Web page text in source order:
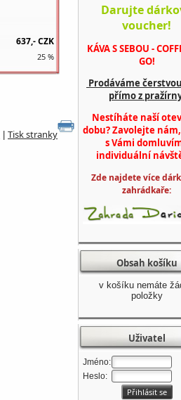
637,-CZK
25 %
Tisk stranky
Darujte
voucher!
KÁVA S SEBOU -
GO!
Prodáváme
přímo z
Nestíháte naší
dobu? Zavolejte
s Vámi
individuální
Zde najdete více
zahrádkaře:
Obsah košíku
v košíku nemáte
položky
Uživatel
Jméno:
Heslo: